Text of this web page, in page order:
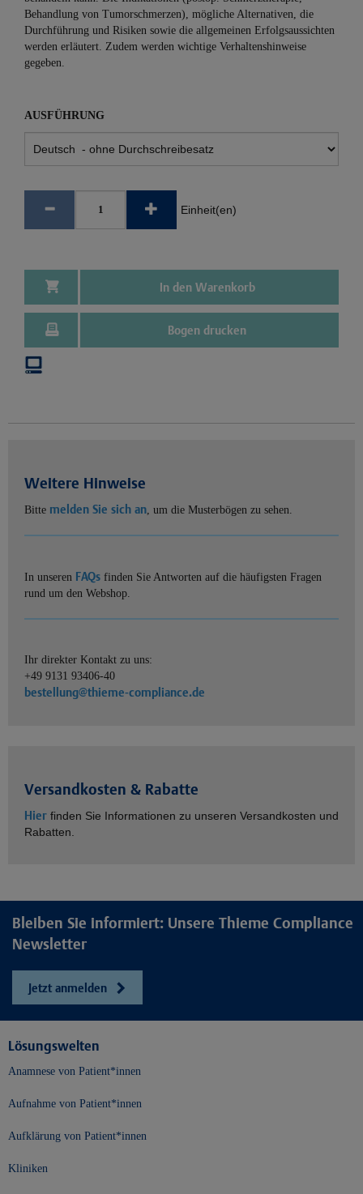
Behandlung von Tumorschmerzen), mögliche Alternativen, die
Durchführung und Risiken sowie die allgemeinen Erfolgsaussichten
werden erläutert. Zudem werden wichtige Verhaltenshinweise
gegeben.
AUSFÜHRUNG
Einheit(en)
In den Warenkorb
Bogen drucken
Weitere Hinweise
Bitte melden Sie sich an, um die Musterbögen zu sehen.
In unseren FAQs finden Sie Antworten auf die häufigsten Fragen
rund um den Webshop.
Ihr direkter Kontakt zu uns:
+49 9131 93406-40
bestellung@thieme-compliance.de
Versandkosten & Rabatte
Hier finden Sie Informationen zu unseren Versandkosten und
Rabatten.
Bleiben Sie informiert: Unsere Thieme Compliance
Newsletter
Jetzt anmelden
Lösungswelten
Anamnese von Patient*innen
Aufnahme von Patient*innen
Aufklärung von Patient*innen
Kliniken